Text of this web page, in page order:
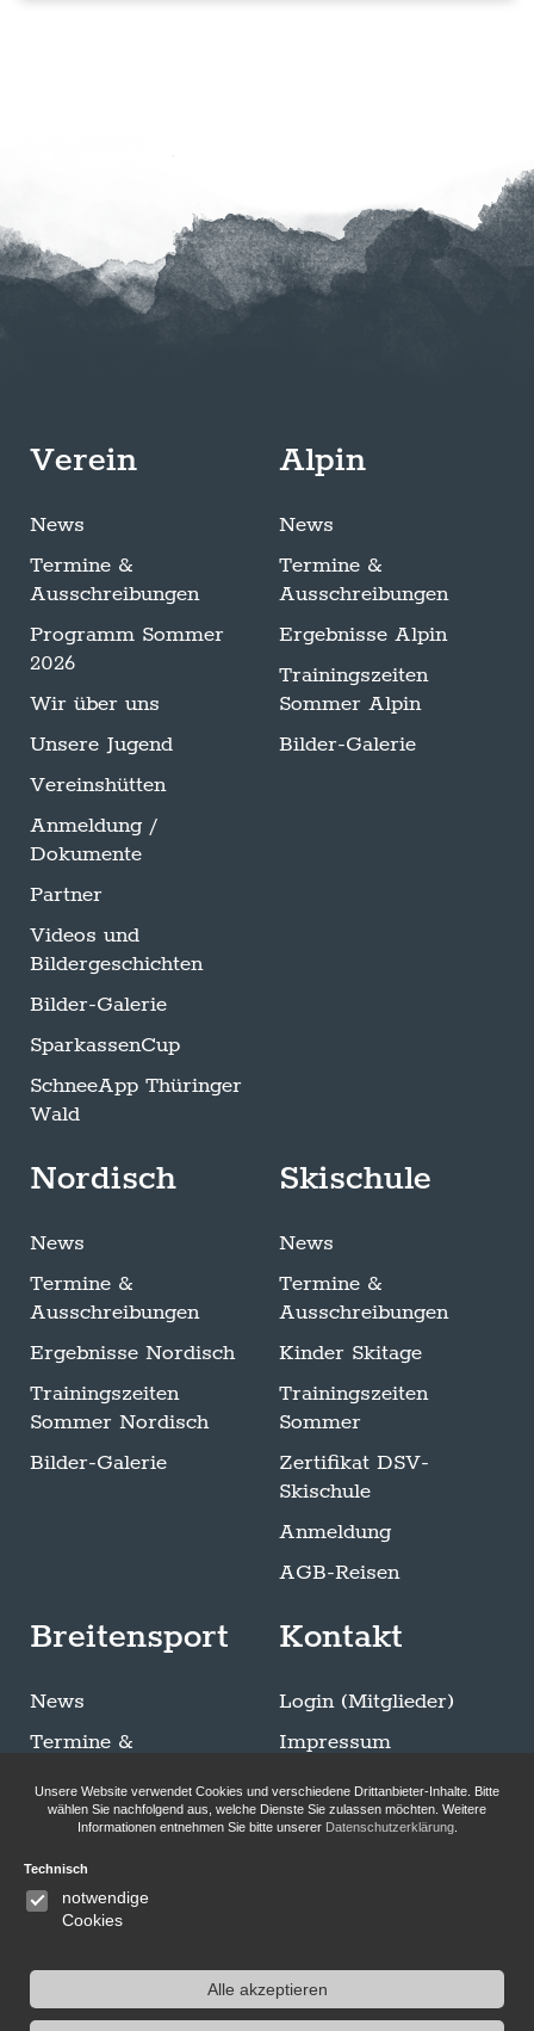
Verein
News
Termine &
Ausschreibungen
Programm Sommer
2026
Wir über uns
Unsere Jugend
Vereinshütten
Anmeldung /
Dokumente
Partner
Videos und
Bildergeschichten
Bilder-Galerie
SparkassenCup
SchneeApp Thüringer
Wald
Alpin
News
Termine &
Ausschreibungen
Ergebnisse Alpin
Trainingszeiten
Sommer Alpin
Bilder-Galerie
Nordisch
News
Termine &
Ausschreibungen
Ergebnisse Nordisch
Trainingszeiten
Sommer Nordisch
Bilder-Galerie
Skischule
News
Termine &
Ausschreibungen
Kinder Skitage
Trainingszeiten
Sommer
Zertifikat DSV-
Skischule
Anmeldung
AGB-Reisen
Breitensport
News
Termine &
Trainingszeiten
Sommer Breitensport
Bilder-Galerie
Klettersteigen
Kontakt
Login (Mitglieder)
Impressum
Datenschutzerklärung
Unsere Website verwendet Cookies und verschiedene Drittanbieter-Inhalte. Bitte
wählen Sie nachfolgend aus, welche Dienste Sie zulassen möchten. Weitere
Informationen entnehmen Sie bitte unserer Datenschutzerklärung.
Technisch
notwendige
Cookies
Alle akzeptieren